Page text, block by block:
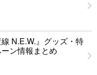
線 N.E.W.』グッズ・特
ン情報まとめ